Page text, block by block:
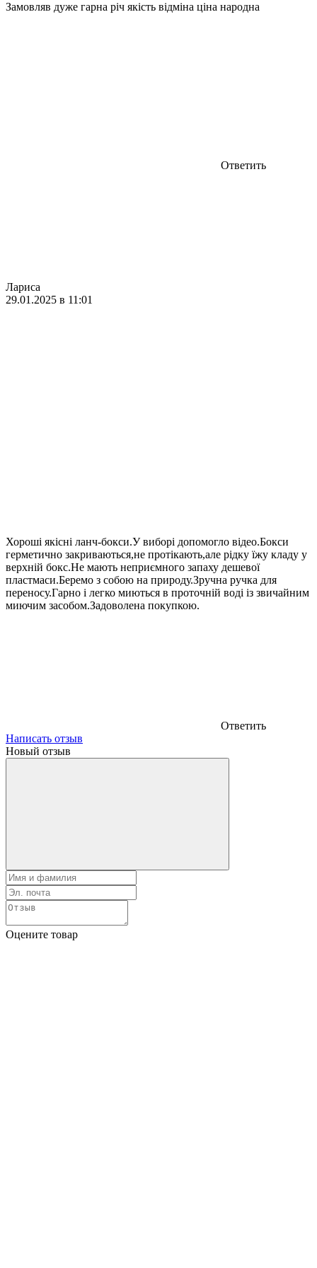
Замовляв дуже гарна річ якість відміна ціна народна
Ответить
Лариса
29.01.2025 в 11:01
Хороші якісні ланч-бокси.У виборі допомогло відео.Бокси
герметично закриваються,не протікають,але рідку їжу кладу у
верхній бокс.Не мають неприємного запаху дешевої
пластмаси.Беремо з собою на природу.Зручна ручка для
переносу.Гарно і легко миються в проточній воді із звичайним
миючим засобом.Задоволена покупкою.
Ответить
Написать отзыв
Новый отзыв
Оцените товар